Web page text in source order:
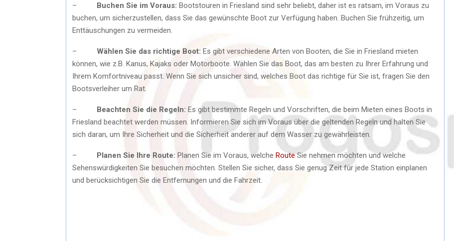
– Buchen Sie im Voraus: Bootstouren in Friesland sind sehr beliebt, daher ist es ratsam, im Voraus zu
buchen, um sicherzustellen, dass Sie das gewünschte Boot zur Verfügung haben. Buchen Sie frühzeitig, um
Enttäuschungen zu vermeiden.
– Wählen Sie das richtige Boot: Es gibt verschiedene Arten von Booten, die Sie in Friesland mieten
können, wie z.B. Kanus, Kajaks oder Motorboote. Wählen Sie das Boot, das am besten zu Ihrer Erfahrung und
Ihrem Komfortniveau passt. Wenn Sie sich unsicher sind, welches Boot das richtige für Sie ist, fragen Sie den
Bootsverleiher um Rat.
– Beachten Sie die Regeln: Es gibt bestimmte Regeln und Vorschriften, die beim Mieten eines Boots in
Friesland beachtet werden müssen. Informieren Sie sich im Voraus über die geltenden Regeln und halten Sie
sich daran, um Ihre Sicherheit und die Sicherheit anderer auf dem Wasser zu gewährleisten.
– Planen Sie Ihre Route: Planen Sie im Voraus, welche RouteSie nehmen möchten und welche
Sehenswürdigkeiten Sie besuchen möchten. Stellen Sie sicher, dass Sie genug Zeit für jede Station einplanen
und berücksichtigen Sie die Entfernungen und die Fahrzeit.